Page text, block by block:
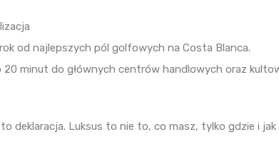
od najlepszych pól golfowych na Costa Blanca.
20 minut do głównych centrów handlowych oraz
deklaracja. Luksus to nie to, co masz, tylko gdzie i jak